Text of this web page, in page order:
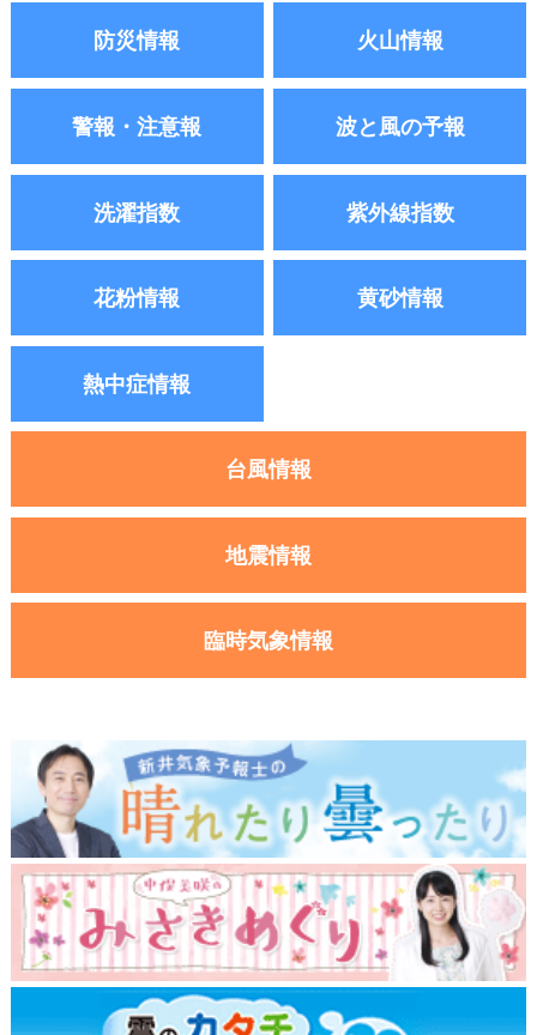
防災情報 火山情報
警報・注意報 波と風の予報
洗濯指数 紫外線指数
花粉情報 黄砂情報
熱中症情報
台風情報
地震情報
臨時気象情報